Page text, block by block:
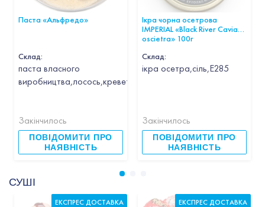
Паста «Альфредо»
Склад:
паста власного
Закінчилось
ПОВІДОМИТИ ПРО
НАЯВНІСТЬ
Ікра чорна осетрова
IMPERIAL «Black River Caviar
oscietra» 100г
Склад:
ікра осетра,сіль,Е285
Закінчилось
ПОВІДОМИТИ ПРО
НАЯВНІСТЬ
СУШІ
ЕКСПРЕС ДОСТАВКА ЕКСПРЕС ДОСТАВКА